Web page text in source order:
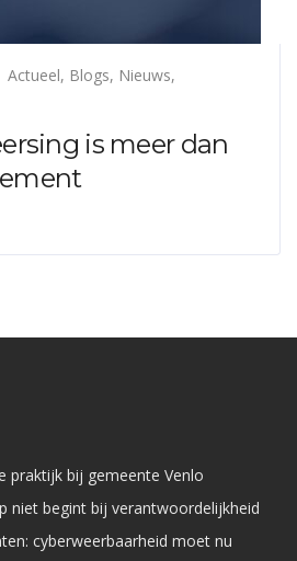
Actueel, Blogs, Nieuws,
is meer dan
praktijk bij gemeente Venlo
niet begint bij verantwoordelijkheid
cyberweerbaarheid moet nu